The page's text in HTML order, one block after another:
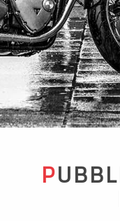
PUBBLICITÀ E PIANI